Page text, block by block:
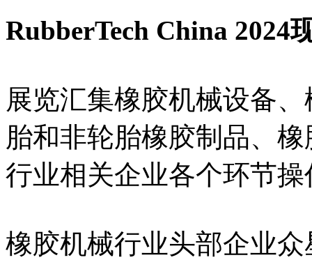
RubberTech China 2024
展览汇集橡胶机械设备
胎和非轮胎橡胶制品、
行业相关企业各个环节
橡胶机械行业头部企业